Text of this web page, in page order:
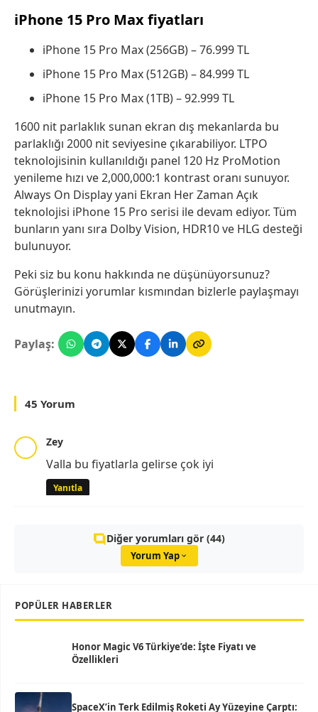
iPhone 15 Pro Max fiyatları
iPhone 15 Pro Max (256GB) – 76.999 TL
iPhone 15 Pro Max (512GB) – 84.999 TL
iPhone 15 Pro Max (1TB) – 92.999 TL
1600 nit parlaklık sunan ekran dış mekanlarda bu
parlaklığı 2000 nit seviyesine çıkarabiliyor. LTPO
teknolojisinin kullanıldığı panel 120 Hz ProMotion
yenileme hızı ve 2,000,000:1 kontrast oranı sunuyor.
Always On Display yani Ekran Her Zaman Açık
teknolojisi iPhone 15 Pro serisi ile devam ediyor. Tüm
bunların yanı sıra Dolby Vision, HDR10 ve HLG desteği
bulunuyor.
Peki siz bu konu hakkında ne düşünüyorsunuz?
Görüşlerinizi yorumlar kısmından bizlerle paylaşmayı
unutmayın.
Paylaş:
45 Yorum
Zey
Valla bu fiyatlarla gelirse çok iyi
Yanıtla
Diğer yorumları gör (44)
Yorum Yap
POPÜLER HABERLER
Honor Magic V6 Türkiye’de: İşte Fiyatı ve
Özellikleri
SpaceX’in Terk Edilmiş Roketi Ay Yüzeyine Çarptı: